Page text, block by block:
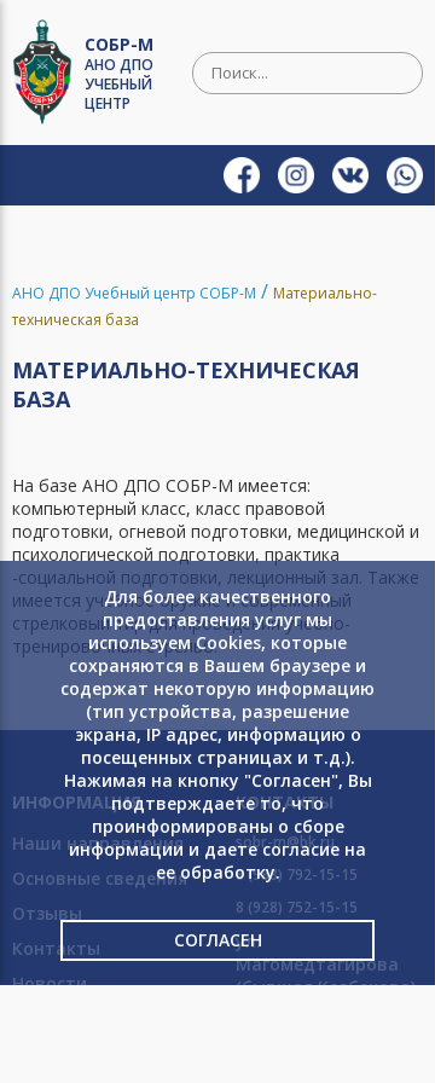
Для более качественного
предоставления услуг мы
используем Cookies, которые
сохраняются в Вашем браузере и
содержат некоторую информацию
(тип устройства, разрешение
экрана, IP адрес, информацию о
посещенных страницах и т.д.).
Нажимая на кнопку "Согласен", Вы
подтверждаете то, что
проинформированы о сборе
информации и даете согласие на
ее обработку.
СОГЛАСЕН
Ваше имя*
Ваш отзыв *
ОТПРАВИТЬ
Нажимая на кнопку "Отправить" Вы
соглашаетесь на обработку
персональных данных.
СОБР-М
АНО ДПО
УЧЕБНЫЙ
ЦЕНТР
АНО ДПО Учебный центр СОБР-М / Материально-
техническая база
МАТЕРИАЛЬНО-ТЕХНИЧЕСКАЯ
БАЗА
На базе АНО ДПО СОБР-М имеется:
компьютерный класс, класс правовой
подготовки, огневой подготовки, медицинской и
психологической подготовки, практика
-социальной подготовки, лекционный зал. Также
имеется учебное оружие и современный
стрелковый тир для проведения учебно-
тренировочных стрельб.
ИНФОРМАЦИЯ
Наши направления
Основные сведения
Отзывы
Контакты
Новости
КОНТАКТЫ
sobr-m@bk.ru
8 (988) 792-15-15
8 (928) 752-15-15
ул.
Магомедтагирова
(бывшая Казбекова),